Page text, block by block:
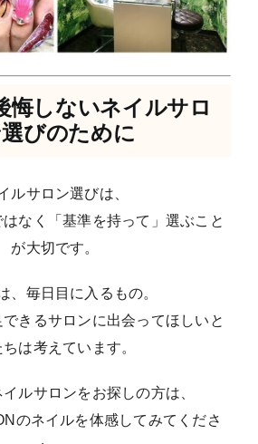
悔しないネイルサロ
びのために
ルサロン選びは、
はなく「基準を持って」選ぶこと
が大切です。
、毎日目に入るもの。
きるサロンに出会ってほしいと
は考えています。
ルサロンをお探しの方は、
のネイルを体感してみてくださ